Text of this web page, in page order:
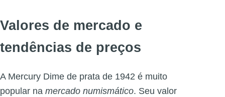
Valores de mercado e
tendências de preços
A Mercury Dime de prata de 1942 é muito
popular na mercado numismático. Seu valor